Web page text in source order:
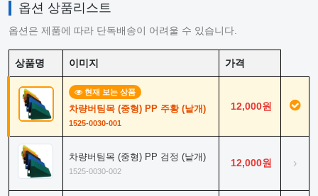
옵션 상품리스트
옵션은 제품에 따라 단독배송이 어려울 수 있습니다.
상품명 이미지 가격
현재 보는 상품
차량버팀목 (중형) PP 주황 (낱개)
1525-0030-001
12,000원
차량버팀목 (중형) PP 검정 (낱개)
1525-0030-002
12,000원 ›